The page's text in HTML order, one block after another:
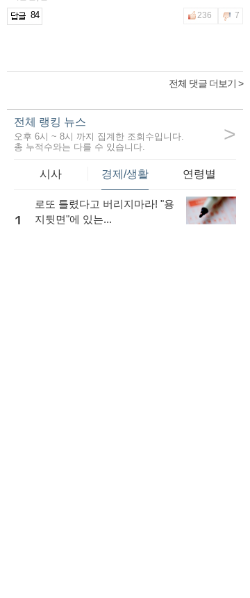
84 236 7
전체 댓글 더보기 >
전체 랭킹 뉴스
오후 6시 ~ 8시 까지 집계한 조회수입니다.
총 누적수와는 다를 수 있습니다.
>
시사 경제/생활 연령별
1
로또 틀렸다고 버리지마라! "용
지뒷면"에 있는...